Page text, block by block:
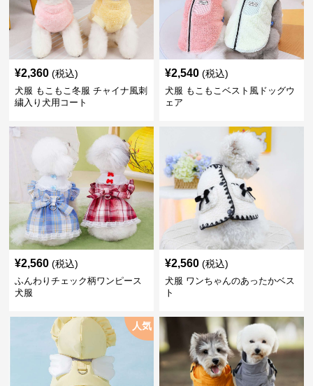
¥2,360 (税込)
犬服 もこもこ冬服 チャイナ風刺
繍入り犬用コート
¥2,540 (税込)
犬服 もこもこベスト風ドッグウ
ェア
¥2,560 (税込)
ふんわりチェック柄ワンピース
犬服
¥2,560 (税込)
犬服 ワンちゃんのあったかベス
ト
人気